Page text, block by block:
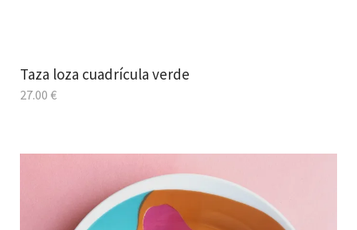
Taza loza cuadrícula verde
27.00 €